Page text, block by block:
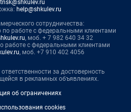
help@shkulev.ru
сотрудничества:
работе с федеральными клиентами
, моб. + 7 982 640 34 32
работе с федеральными клиентами
, моб. +7 910 402 4056
за достоверность
в рекламных объявлениях.
об ограничениях
cookies